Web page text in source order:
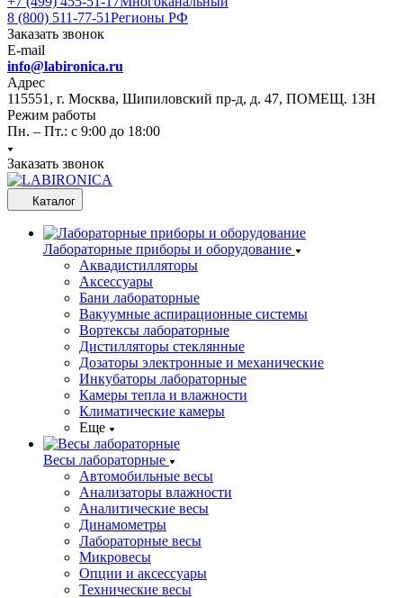
8 (800) 511-77-51Регионы РФ
Заказать звонок
E-mail
info@labironica.ru
Адрес
115551, г. Москва, Шипиловский пр-д, д. 47, ПОМЕЩ. 13Н
Режим работы
Пн. – Пт.: с 9:00 до 18:00
Заказать звонок
Каталог
Лабораторные приборы и оборудование
Аквадистилляторы
Аксессуары
Бани лабораторные
Вакуумные аспирационные системы
Вортексы лабораторные
Дистилляторы стеклянные
Дозаторы электронные и механические
Инкубаторы лабораторные
Камеры тепла и влажности
Климатические камеры
Еще
Весы лабораторные
Автомобильные весы
Анализаторы влажности
Аналитические весы
Динамометры
Лабораторные весы
Микровесы
Опции и аксессуары
Технические весы